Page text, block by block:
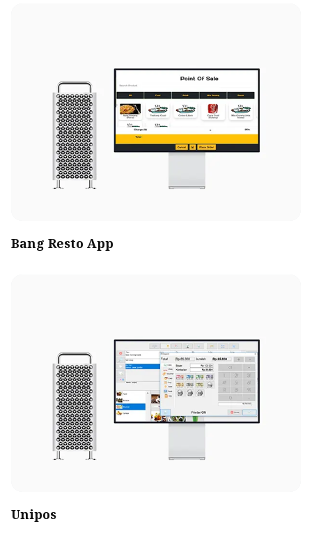
Bang Resto App
Unipos